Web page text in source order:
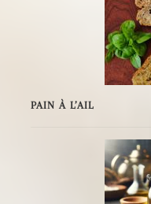
PAIN À L’AIL